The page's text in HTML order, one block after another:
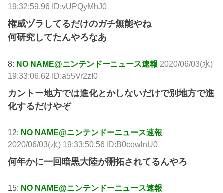
19:32:59.96 ID:vUPQyMhJ0
権威ヅラしてるだけのガチ無能やね
何研究してたんやろなあ
8: NO NAME@ニンテンドーニュース速報 2020/06/03(水)
19:33:06.62 ID:a55Vr2zI0
カントー地方では進化とかしないだけで別地方で進
化するだけやぞ
12: NO NAME@ニンテンドーニュース速報
2020/06/03(水) 19:33:50.56 ID:B0cowlnU0
何年かに一回暗黒大陸が開拓されてるんやろ
15: NO NAME@ニンテンドーニュース速報